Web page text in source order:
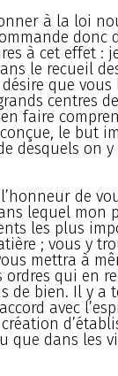
à la loi
donc
à cet effet :
le recueil
que
centres
faire
le but
desquels on
de
lequel mon
les plus
; vous y
mettra à
ordres qui en
de bien. Il y a
avec
que dans les